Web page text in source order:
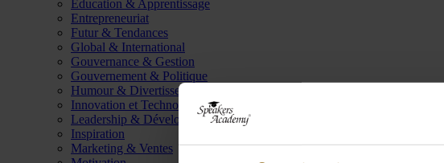
Éducation & Apprentissage
Entrepreneuriat
Futur & Tendances
Global & International
Gouvernance & Gestion
Gouvernement & Politique
Humour & Divertissement
Innovation et Technologie
Leadership & Développement
Inspiration
Marketing & Ventes